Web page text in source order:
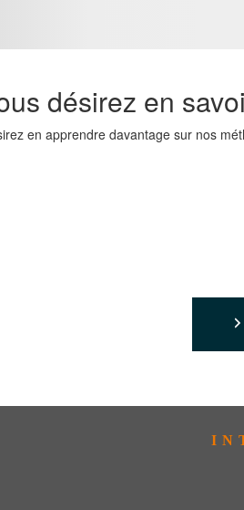
désirez en
en apprendre davantage sur nos